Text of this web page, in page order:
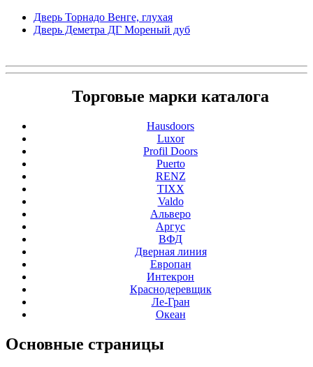
Дверь Торнадо Венге, глухая
Дверь Деметра ДГ Мореный дуб
Торговые марки каталога
Hausdoors
Luxor
Profil Doors
Puerto
RENZ
TIXX
Valdo
Альверо
Аргус
ВФД
Дверная линия
Европан
Интекрон
Краснодеревщик
Ле-Гран
Океан
Основные страницы